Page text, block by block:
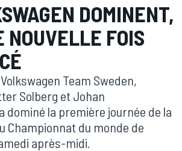
DOMINENT,
NOUVELLE FOIS
Team Sweden,
Solberg et Johan
dominé la première journée de la
Championnat du monde de
après-midi.